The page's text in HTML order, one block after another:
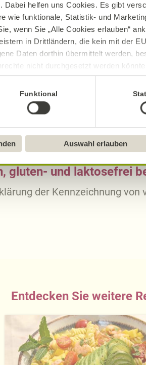
Dabei helfen uns Cookies. Es gibt
wie funktionale, Statistik- und
wenn Sie „Alle Cookies erlauben“
in Drittländern, die kein mit der
Daten dorthin übermittelt werden,
nicht durchgesetzt werden
widerrufen und Tools deaktivieren.
unseremImpressum
Funktional
Auswahl erlauben
11,80g
36,95
8,19g
20,58g
3,01
gluten- und laktosefrei
der Kennzeichnung
Entdecken Sie weitere